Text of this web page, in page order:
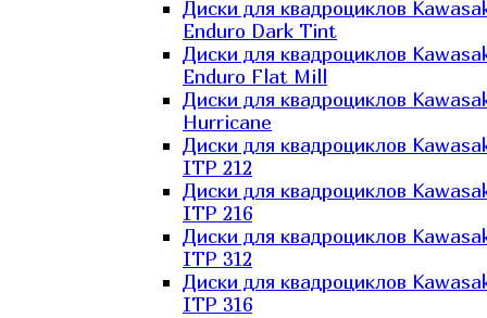
Диски для квадроциклов
Enduro Dark Tint
Диски для квадроциклов
Enduro Flat Mill
Диски для квадроциклов
Hurricane
Диски для квадроциклов
ITP 212
Диски для квадроциклов
ITP 216
Диски для квадроциклов
ITP 312
Диски для квадроциклов
ITP 316